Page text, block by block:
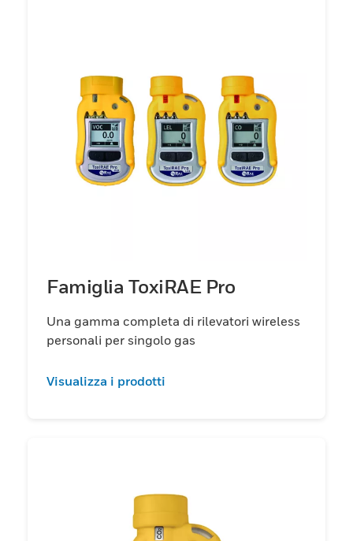
Famiglia ToxiRAE Pro
Una gamma completa di rilevatori wireless
personali per singolo gas
Visualizza i prodotti